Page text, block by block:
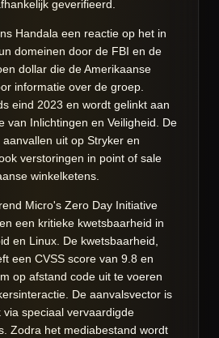
geverifieerd.
Handala een reactie op het in
domeinen door de FBI en de
dollar die de Amerikaanse
informatie over de groep.
eind 2023 en wordt gelinkt aan
van Inlichtingen en Veiligheid. De
uit op Stryker en
verstoringen in point of sale
winkelketens.
Micro's Zero Day Initiative
een kritieke kwetsbaarheid in
en Linux. De kwetsbaarheid,
een CVSS score van 9.8 en
op afstand code uit te voeren
De aanvalsvector is
speciaal vervaardigde
Zodra het mediabestand wordt